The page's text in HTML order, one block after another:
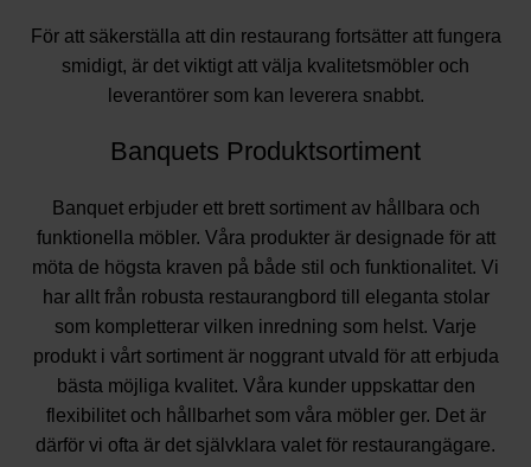
För att säkerställa att din restaurang fortsätter att fungera
smidigt, är det viktigt att välja kvalitetsmöbler och
leverantörer som kan leverera snabbt.
Banquets Produktsortiment
Banquet erbjuder ett brett sortiment av hållbara och
funktionella möbler. Våra produkter är designade för att
möta de högsta kraven på både stil och funktionalitet. Vi
har allt från robusta restaurangbord till eleganta stolar
som kompletterar vilken inredning som helst. Varje
produkt i vårt sortiment är noggrant utvald för att erbjuda
bästa möjliga kvalitet. Våra kunder uppskattar den
flexibilitet och hållbarhet som våra möbler ger. Det är
därför vi ofta är det självklara valet för restaurangägare.